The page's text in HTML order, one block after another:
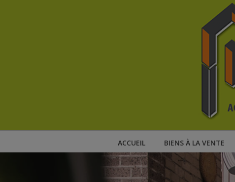
ACCUEIL BIENS À LA VENTE